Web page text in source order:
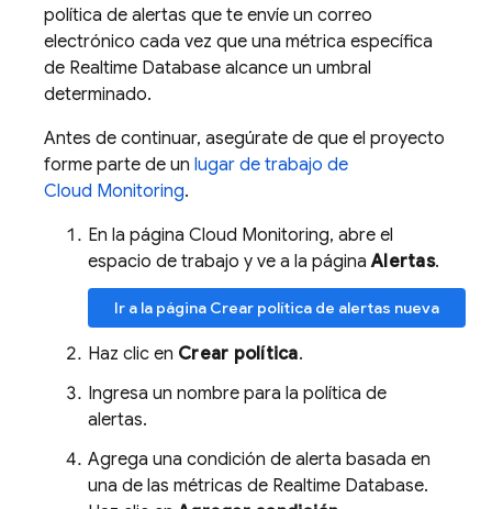
política de alertas que te envíe un correo
electrónico cada vez que una métrica específica
de Realtime Database alcance un umbral
determinado.
Antes de continuar, asegúrate de que el proyecto
forme parte de un lugar de trabajo de
Cloud Monitoring.
En la página Cloud Monitoring, abre el
espacio de trabajo y ve a la páginaAlertas.
Ir a la página Crear política de alertas nueva
Haz clic en Crear política.
Ingresa un nombre para la política de
alertas.
Agrega una condición de alerta basada en
una de las métricas de Realtime Database.